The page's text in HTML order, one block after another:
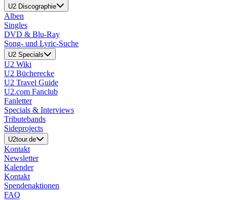
U2 Discographie
Alben
Singles
DVD & Blu-Ray
Song- und Lyric-Suche
U2 Specials
U2 Wiki
U2 Bücherecke
U2 Travel Guide
U2.com Fanclub
Fanletter
Specials & Interviews
Tributebands
Sideprojects
U2tour.de
Kontakt
Newsletter
Kalender
Kontakt
Spendenaktionen
FAQ